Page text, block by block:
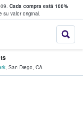
Cada compra está 100%
su valor original.
donde
boletos
, San Diego, CA